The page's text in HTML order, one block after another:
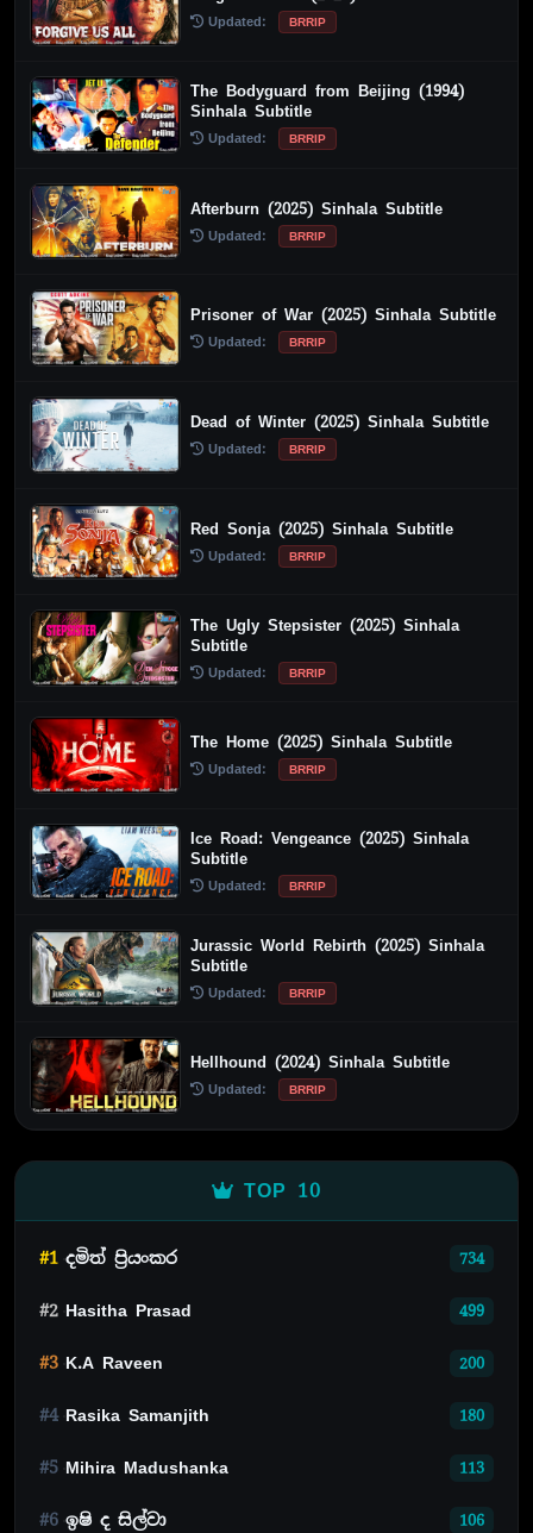
Updated: BRRIP
The Bodyguard from Beijing (1994)
Sinhala Subtitle
Updated: BRRIP
Afterburn (2025) Sinhala Subtitle
Updated: BRRIP
Prisoner of War (2025) Sinhala Subtitle
Updated: BRRIP
Dead of Winter (2025) Sinhala Subtitle
Updated: BRRIP
Red Sonja (2025) Sinhala Subtitle
Updated: BRRIP
The Ugly Stepsister (2025) Sinhala
Subtitle
Updated: BRRIP
The Home (2025) Sinhala Subtitle
Updated: BRRIP
Ice Road: Vengeance (2025) Sinhala
Subtitle
Updated: BRRIP
Jurassic World Rebirth (2025) Sinhala
Subtitle
Updated: BRRIP
Hellhound (2024) Sinhala Subtitle
Updated: BRRIP
TOP 10
#1 දමිත් ප්‍රියංකර 734
#2 Hasitha Prasad 499
#3 K.A Raveen 200
#4 Rasika Samanjith 180
#5 Mihira Madushanka 113
#6 ඉෂි ද සිල්වා 106